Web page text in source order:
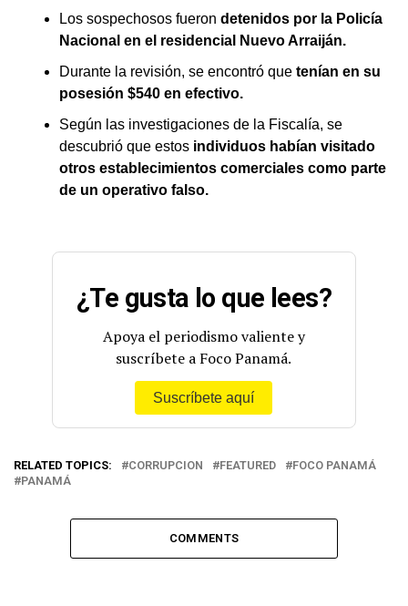
Los sospechosos fueron detenidos por la Policía
Nacional en el residencial Nuevo Arraiján.
Durante la revisión, se encontró que tenían en su
posesión $540 en efectivo.
Según las investigaciones de la Fiscalía, se
descubrió que estos individuos habían visitado
otros establecimientos comerciales como parte
de un operativo falso.
¿Te gusta lo que lees?
Apoya el periodismo valiente y
suscríbete a Foco Panamá.
Suscríbete aquí
RELATED TOPICS: CORRUPCION FEATURED
FOCO PANAMÁ
PANAMÁ
COMMENTS